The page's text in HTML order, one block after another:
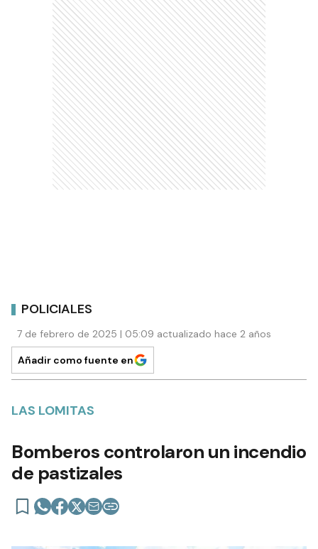
POLICIALES
7 de febrero de 2025 | 05:09 actualizado hace 2 años
Añadir como fuente en
LAS LOMITAS
Bomberos controlaron un incendio
de pastizales